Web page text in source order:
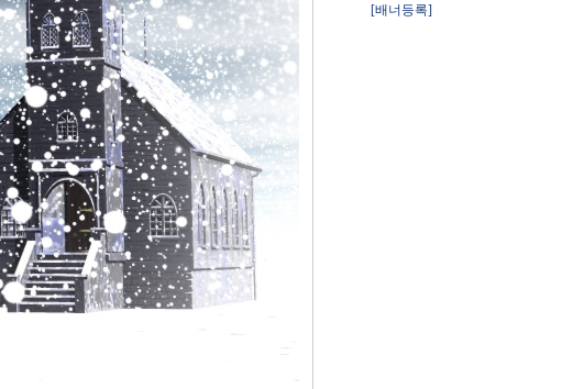
[배너등록]